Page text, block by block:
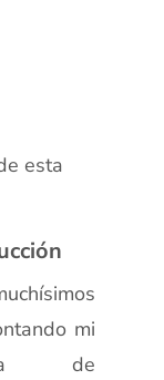
esta
mi
de